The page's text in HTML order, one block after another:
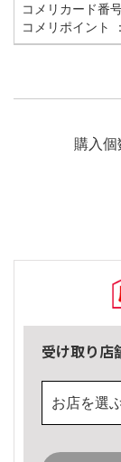
コメリカード番
コメリポイント
購入個
受け取り店
お店を選